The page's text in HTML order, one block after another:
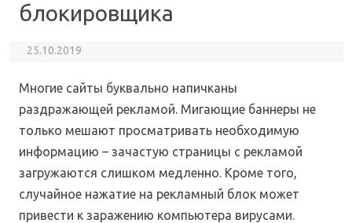
блокировщика
25.10.2019
Многие сайты буквально напичканы
раздражающей рекламой. Мигающие баннеры не
только мешают просматривать необходимую
информацию – зачастую страницы с рекламой
загружаются слишком медленно. Кроме того,
случайное нажатие на рекламный блок может
привести к заражению компьютера вирусами.